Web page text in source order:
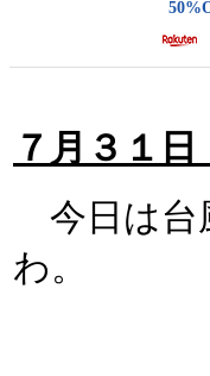
７月３１
今日は台
わ。